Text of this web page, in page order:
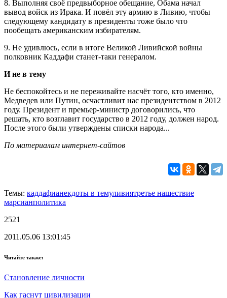
8. Выполняя своё предвыборное обещание, Обама начал
вывод войск из Ирака. И повёл эту армию в Ливию, чтобы
следующему кандидату в президенты тоже было что
пообещать американским избирателям.
9. Не удивлюсь, если в итоге Великой Ливийской войны
полковник Каддафи станет-таки генералом.
И не в тему
Не беспокойтесь и не переживайте насчёт того, кто именно,
Медведев или Путин, осчастливит нас президентством в 2012
году. Президент и премьер-министр договорились, что
решать, кто возглавит государство в 2012 году, должен народ.
После этого были утверждены списки народа...
По материалам интернет-сайтов
Темы: каддафианекдоты в темуливиятретье нашествие
марсианполитика
2521
2011.05.06 13:01:45
Читайте также:
Становление личности
Как гаснут цивилизации